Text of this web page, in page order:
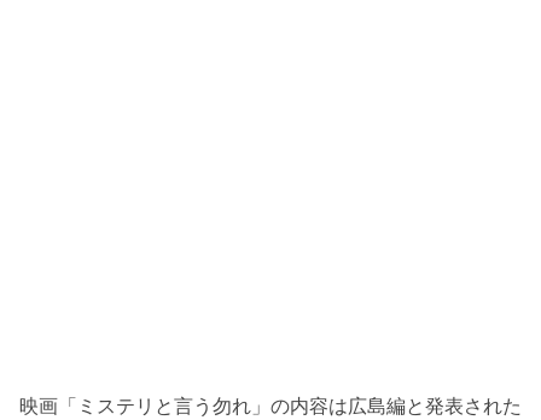
映画「ミステリと言う勿れ」の内容は広島編と発表された